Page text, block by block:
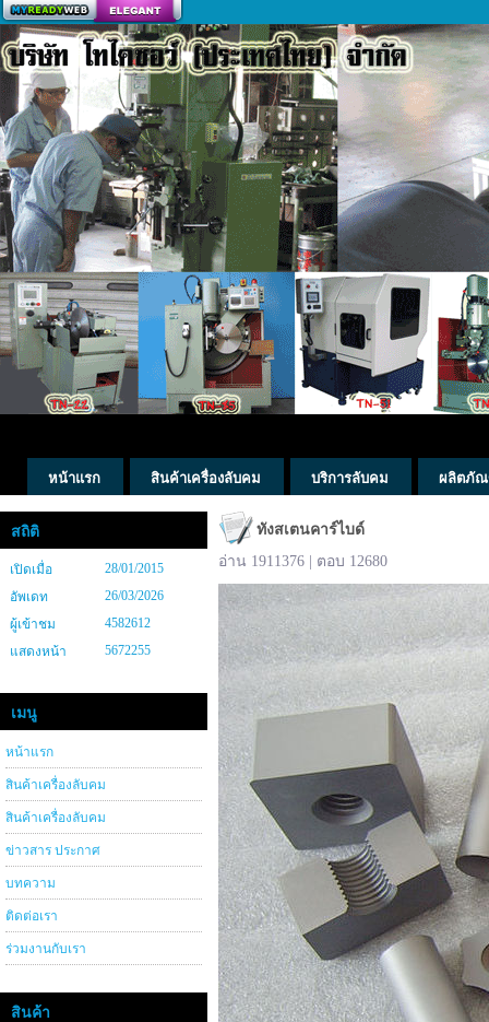
สร้างเว็บ
หน้าแรก สินค้าเครื่องลับคม บริการลับคม ผลิตภัณ
สถิติ
เปิดเมื่อ
28/01/2015
อัพเดท
26/03/2026
ผู้เข้าชม
4582612
แสดงหน้า
5672255
เมนู
หน้าแรก
สินค้าเครื่องลับคม
สินค้าเครื่องลับคม
ข่าวสาร ประกาศ
บทความ
ติดต่อเรา
ร่วมงานกับเรา
สินค้า
ทังสเตนคาร์ไบด์
อ่าน 1911376 | ตอบ 12680